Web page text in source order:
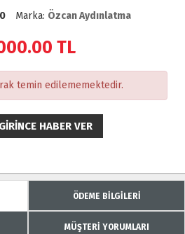
Marka: Özcan Aydınlatma
TL
temin edilememektedir.
HABER VER
ÖDEME BİLGİLERİ
MÜŞTERİ YORUMLARI